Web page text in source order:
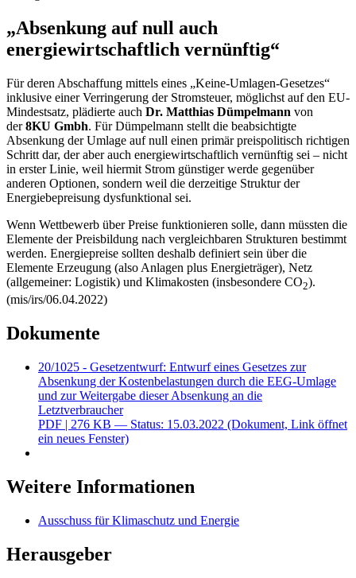
„Absenkung auf null auch
energiewirtschaftlich vernünftig“
Für deren Abschaffung mittels eines „Keine-Umlagen-Gesetzes“
inklusive einer Verringerung der Stromsteuer, möglichst auf den EU-
Mindestsatz, plädierte auch Dr. Matthias Dümpelmann von
der8KU Gmbh. Für Dümpelmann stellt die beabsichtigte
Absenkung der Umlage auf null einen primär preispolitisch richtigen
Schritt dar, der aber auch energiewirtschaftlich vernünftig sei – nicht
in erster Linie, weil hiermit Strom günstiger werde gegenüber
anderen Optionen, sondern weil die derzeitige Struktur der
Energiebepreisung dysfunktional sei.
Wenn Wettbewerb über Preise funktionieren solle, dann müssten die
Elemente der Preisbildung nach vergleichbaren Strukturen bestimmt
werden. Energiepreise sollten deshalb definiert sein über die
Elemente Erzeugung (also Anlagen plus Energieträger), Netz
(allgemeiner: Logistik) und Klimakosten (insbesondere CO2).
(mis/irs/06.04.2022)
Dokumente
20/1025 - Gesetzentwurf: Entwurf eines Gesetzes zur
Absenkung der Kostenbelastungen durch die EEG-Umlage
und zur Weitergabe dieser Absenkung an die
Letztverbraucher
PDF | 276 KB — Status: 15.03.2022 (Dokument, Link öffnet
ein neues Fenster)
Weitere Informationen
Ausschuss für Klimaschutz und Energie
Herausgeber